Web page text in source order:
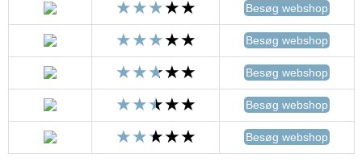
Besøg webshop
Besøg webshop
Besøg webshop
Besøg webshop
Besøg webshop